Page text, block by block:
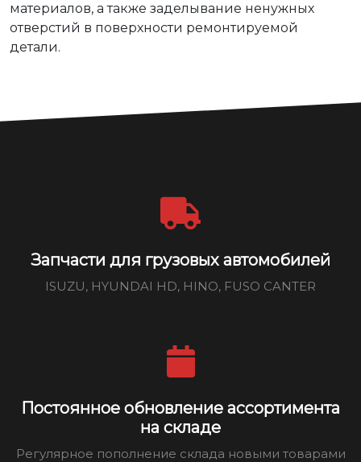
материалов, а также заделывание ненужных
отверстий в поверхности ремонтируемой
детали.
Запчасти для грузовых автомобилей
ISUZU, HYUNDAI HD, HINO, FUSO CANTER
Постоянное обновление ассортимента
на складе
Регулярное пополнение склада новыми товарами